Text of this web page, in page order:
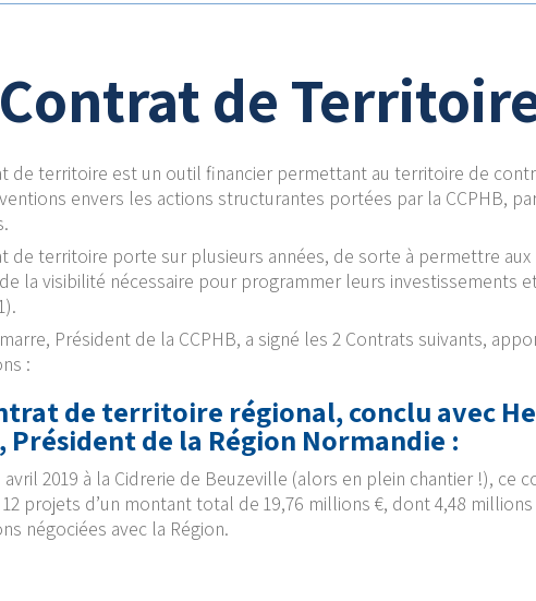
de
de territoire est un outil financier permettant au territoire de
envers les actions structurantes portées par la CCPHB,
de territoire porte sur plusieurs années, de sorte à permettre aux
la visibilité nécessaire pour programmer leurs investissements
Président de la CCPHB, a signé les 2 Contrats suivants,
:
de territoire régional, conclu avec
Président de la Région Normandie :
avril 2019 à la Cidrerie de Beuzeville (alors en plein chantier !), ce
projets d’un montant total de 19,76 millions €, dont 4,48 millions
négociées avec la Région.